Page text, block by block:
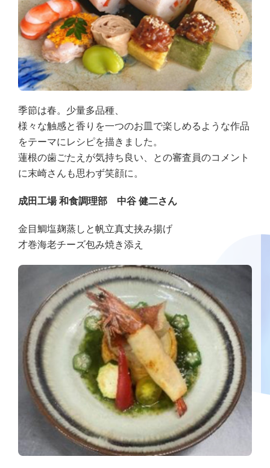
季節は春。少量多品種、
様々な触感と香りを一つのお皿で楽しめるような作品
をテーマにレシピを描きました。
蓮根の歯ごたえが気持ち良い、との審査員のコメント
に末崎さんも思わず笑顔に。
成田工場 和食調理部 中谷 健二さん
金目鯛塩麹蒸しと帆立真丈挟み揚げ
才巻海老チーズ包み焼き添え